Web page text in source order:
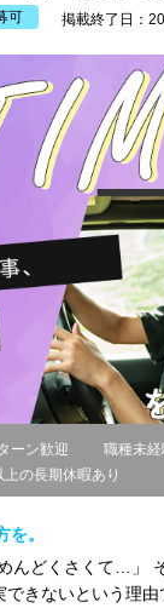
可 掲載終了日：
ーン歓迎 職種未
上の長期休暇あり
。
んどくさくて…」
きないという理